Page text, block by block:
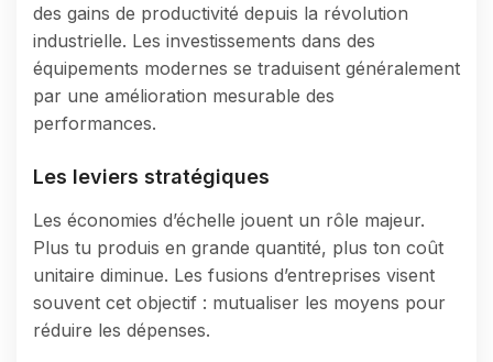
des gains de productivité depuis la révolution
industrielle. Les investissements dans des
équipements modernes se traduisent généralement
par une amélioration mesurable des
performances.
Les leviers stratégiques
Les économies d’échelle jouent un rôle majeur.
Plus tu produis en grande quantité, plus ton coût
unitaire diminue. Les fusions d’entreprises visent
souvent cet objectif : mutualiser les moyens pour
réduire les dépenses.